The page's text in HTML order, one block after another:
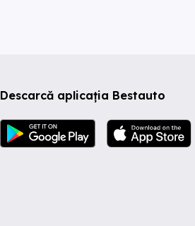
Descarcă aplicația Bestauto